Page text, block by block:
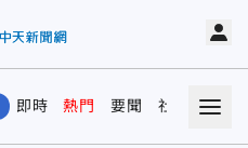
即時 熱門 要聞 社會 娛樂